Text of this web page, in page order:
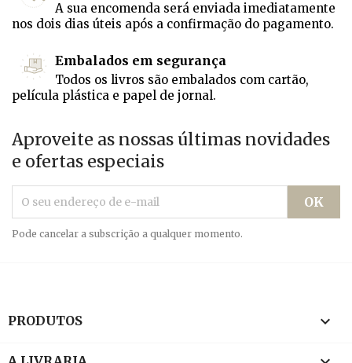
A sua encomenda será enviada imediatamente
nos dois dias úteis após a confirmação do pagamento.
Embalados em segurança
Todos os livros são embalados com cartão,
película plástica e papel de jornal.
Aproveite as nossas últimas novidades
e ofertas especiais
Pode cancelar a subscrição a qualquer momento.
PRODUTOS 